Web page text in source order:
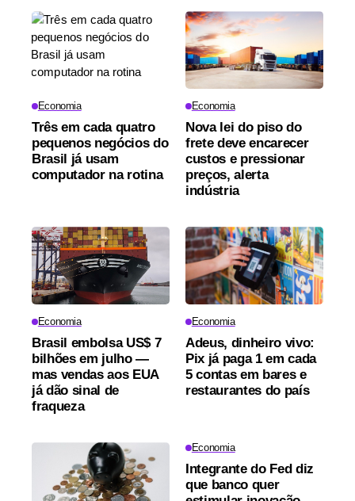
Economia
Três em cada quatro
pequenos negócios do
Brasil já usam
computador na rotina
Economia
Nova lei do piso do
frete deve encarecer
custos e pressionar
preços, alerta
indústria
Economia
Brasil embolsa US$ 7
bilhões em julho —
mas vendas aos EUA
já dão sinal de
fraqueza
Economia
Adeus, dinheiro vivo:
Pix já paga 1 em cada
5 contas em bares e
restaurantes do país
Economia
Integrante do Fed diz
que banco quer